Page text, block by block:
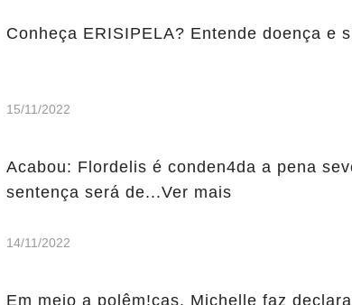
Conheça ERISIPELA? Entende doença e
15/11/2022
Acabou: Flordelis é conden4da a pena
sentença será de...Ver mais
14/11/2022
Em meio a polêm!cas, Michelle faz